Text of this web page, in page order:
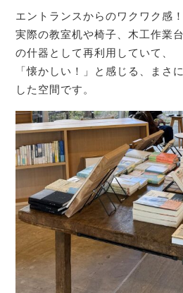
エントランスからのワクワク感！
実際の教室机や椅子、木工作業
の什器として再利用していて、
「懐かしい！」と感じる、まさ
した空間です。